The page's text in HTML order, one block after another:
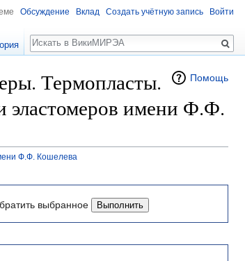
Помощь
Термопласты.
эластомеров имени Ф.Ф.
Ф.Ф. Кошелева
выбранное
Обсуждение Вклад Создать учётную запись Войти
Поиск